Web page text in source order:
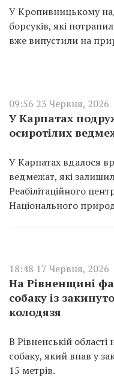
У Кропивницькому
борсуків, які
вже випустили на
09:56 23 Червня, 2026
У Карпатах
осиротілих
У Карпатах вдалося
ведмежат, які
Реабілітаційного
Національного
18:48 17 Червня, 2026
На Рівненщині
собаку із
колодязя
В Рівненській
собаку, який впав у
15 метрів.